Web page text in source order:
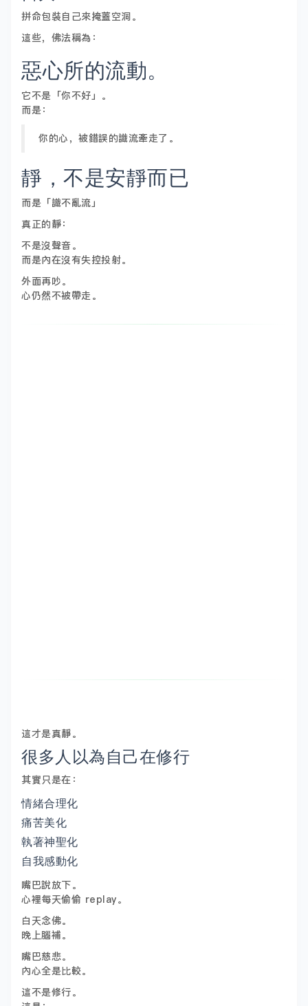
拼命包裝自己來掩蓋空洞。
這些，佛法稱為：
惡心所的流動。
它不是「你不好」。
而是：
你的心，被錯誤的識流牽走了。
靜，不是安靜而已
而是「識不亂流」
真正的靜：
不是沒聲音。
而是內在沒有失控投射。
外面再吵。
心仍然不被帶走。
這才是真靜。
很多人以為自己在修行
其實只是在：
情緒合理化
痛苦美化
執著神聖化
自我感動化
嘴巴說放下。
心裡每天偷偷 replay。
白天念佛。
晚上腦補。
嘴巴慈悲。
內心全是比較。
這不是修行。